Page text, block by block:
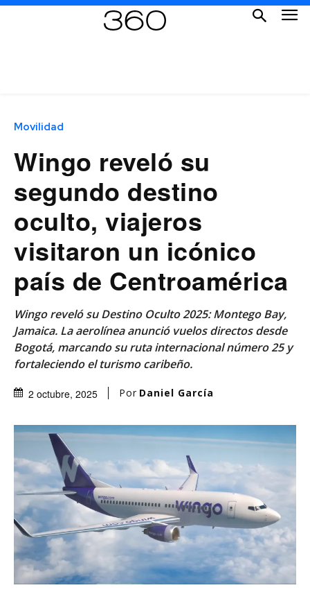
Movilidad
Wingo reveló su
segundo destino
oculto, viajeros
visitaron un icónico
país de Centroamérica
Wingo reveló su Destino Oculto 2025: Montego Bay,
Jamaica. La aerolínea anunció vuelos directos desde
Bogotá, marcando su ruta internacional número 25 y
fortaleciendo el turismo caribeño.
2 octubre, 2025 Por Daniel García